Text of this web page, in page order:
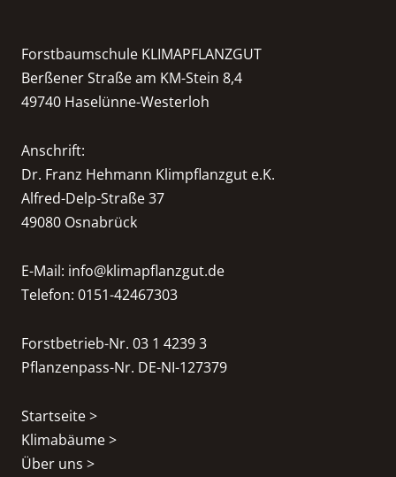
Forstbaumschule KLIMAPFLANZGUT
Berßener Straße am KM-Stein 8,4
49740 Haselünne-Westerloh
Anschrift:
Dr. Franz Hehmann Klimpflanzgut e.K.
Alfred-Delp-Straße 37
49080 Osnabrück
E-Mail: info@klimapflanzgut.de
Telefon: 0151-42467303
Forstbetrieb-Nr. 03 1 4239 3
Pflanzenpass-Nr. DE-NI-127379
Startseite >
Klimabäume >
Über uns >